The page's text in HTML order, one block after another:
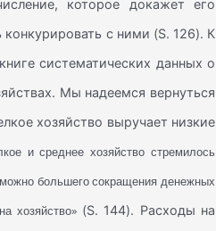
которое докажет его
с ними (S. 126). К
систематических данных о
Мы надеемся вернуться
хозяйство выручает низкие
и среднее хозяйство стремилось
большего сокращения денежных
хозяйство»(S. 144). Расходы на